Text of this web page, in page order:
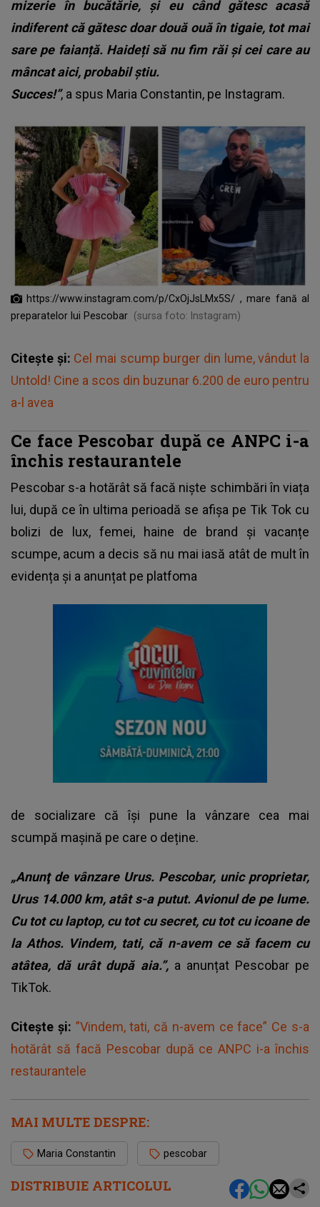
DISTRIBUIE ARTICOLUL
mizerie în bucătărie, și eu când gătesc acasă
indiferent că gătesc doar două ouă în tigaie, tot mai
sare pe faianță. Haideți să nu fim răi și cei care au
mâncat aici, probabil știu.
Succes!”, a spus Maria Constantin, pe Instagram.
https://www.instagram.com/p/CxOjJsLMx5S/ , mare fană al
preparatelor lui Pescobar (sursa foto: Instagram)
Citește și: Cel mai scump burger din lume, vândut la
Untold! Cine a scos din buzunar 6.200 de euro pentru
a-l avea
Ce face Pescobar după ce ANPC i-a
închis restaurantele
Pescobar s-a hotărât să facă niște schimbări în viața
lui, după ce în ultima perioadă se afișa pe Tik Tok cu
bolizi de lux, femei, haine de brand și vacanțe
scumpe, acum a decis să nu mai iasă atât de mult în
evidența și a anunțat pe platfoma
de socializare că își pune la vânzare cea mai
scumpă mașină pe care o deține.
„Anunţ de vânzare Urus. Pescobar, unic proprietar,
Urus 14.000 km, atât s-a putut. Avionul de pe lume.
Cu tot cu laptop, cu tot cu secret, cu tot cu icoane de
la Athos. Vindem, tati, că n-avem ce să facem cu
atâtea, dă urât după aia.”, a anunțat Pescobar pe
TikTok.
Citește și: ”Vindem, tati, că n-avem ce face” Ce s-a
hotărât să facă Pescobar după ce ANPC i-a închis
restaurantele
MAI MULTE DESPRE:
Maria Constantin pescobar